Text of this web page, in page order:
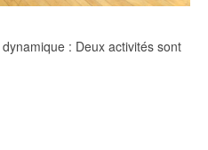
dynamique : Deux activités sont